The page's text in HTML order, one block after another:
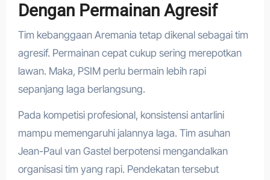
Dengan Permainan Agresif
Tim kebanggaan Aremania tetap dikenal sebagai tim
agresif. Permainan cepat cukup sering merepotkan
lawan. Maka, PSIM perlu bermain lebih rapi
sepanjang laga berlangsung.
Pada kompetisi profesional, konsistensi antarlini
mampu memengaruhi jalannya laga. Tim asuhan
Jean-Paul van Gastel berpotensi mengandalkan
organisasi tim yang rapi. Pendekatan tersebut